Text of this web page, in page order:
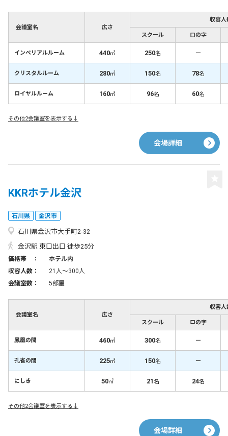
会議室名 広さ
収容人
スクール ロの字
インペリアルルーム 440㎡ 250名 －
クリスタルルーム 280㎡ 150名 78名
ロイヤルルーム 160㎡ 96名 60名
その他2会議室を表示する↓
会場詳細
KKRホテル金沢
石川県 金沢市
石川県金沢市大手町2-32
金沢駅 東口出口 徒歩25分
価格帯 ：
ホテル内
収容人数：
21人〜300人
会議室数：
5部屋
会議室名 広さ
収容人
スクール ロの字
鳳凰の間 460㎡ 300名 －
孔雀の間 225㎡ 150名 －
にしき 50㎡ 21名 24名
その他2会議室を表示する↓
会場詳細